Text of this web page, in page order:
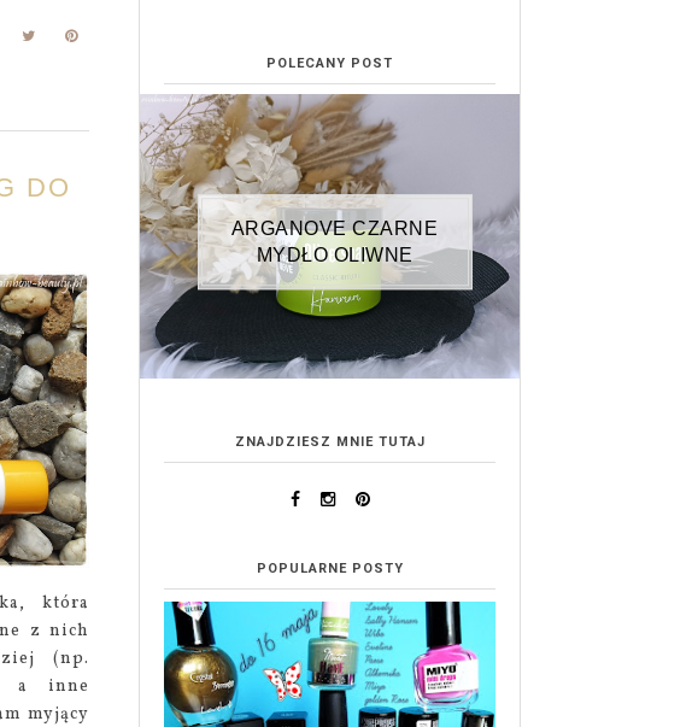
DO
która
z nich
(np.
a inne
myjący
POLECANY POST
ARGANOVE CZARNE
MYDŁO OLIWNE
ZNAJDZIESZ MNIE TUTAJ
POPULARNE POSTY